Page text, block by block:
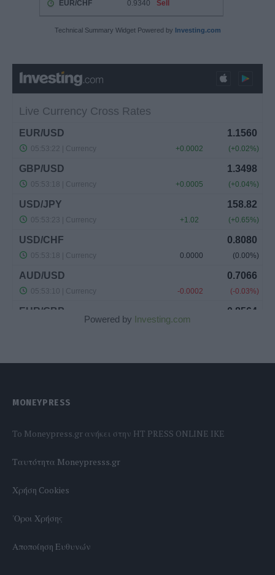
Technical Summary Widget Powered by Investing.com
Powered by Investing.com
MONEYPRESS
To Moneypress.gr ανήκει στην HT PRESS ONLINE IKE
Tαυτότητα Moneypresss.gr
Χρήση Cookies
'Οροι Χρήσης
Αποποίηση Ευθυνών